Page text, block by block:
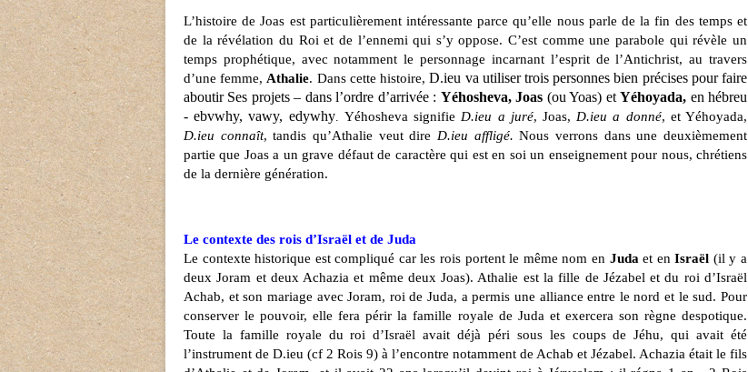
L’histoire de Joas est particulièrement intéressante parce qu’elle nous parle de la fin des temps et
de la révélation du Roi et de l’ennemi qui s’y oppose. C’est comme une parabole qui révèle un
temps prophétique, avec notamment le personnage incarnant l’esprit de l’Antichrist, au travers
d’une femme, Athalie. Dans cette histoire, D.ieu va utiliser trois personnes bien précises pour faire
aboutir Ses projets – dans l’ordre d’arrivée : Yéhosheva, Joas (ou Yoas) etYéhoyada, en hébreu
- ebvwhy, vawy, edywhy. Yéhosheva signifie D.ieu a juré, Joas, D.ieu a donné, et Yéhoyada,
D.ieu connaît, tandis qu’Athalie veut dire D.ieu affligé. Nous verrons dans une deuxièmement
partie que Joas a un grave défaut de caractère qui est en soi un enseignement pour nous, chrétiens
de la dernière génération.
Le contexte des rois d’Israël et de Juda
Le contexte historique est compliqué car les rois portent le même nom en Juda et enIsraël (il y a
deux Joram et deux Achazia et même deux Joas). Athalie est la fille de Jézabel et du roi d’Israël
Achab, et son mariage avec Joram, roi de Juda, a permis une alliance entre le nord et le sud. Pour
conserver le pouvoir, elle fera périr la famille royale de Juda et exercera son règne despotique.
Toute la famille royale du roi d’Israël avait déjà péri sous les coups de Jéhu, qui avait été
l’instrument de D.ieu (cf 2 Rois 9) à l’encontre notamment de Achab et Jézabel. Achazia était le fils